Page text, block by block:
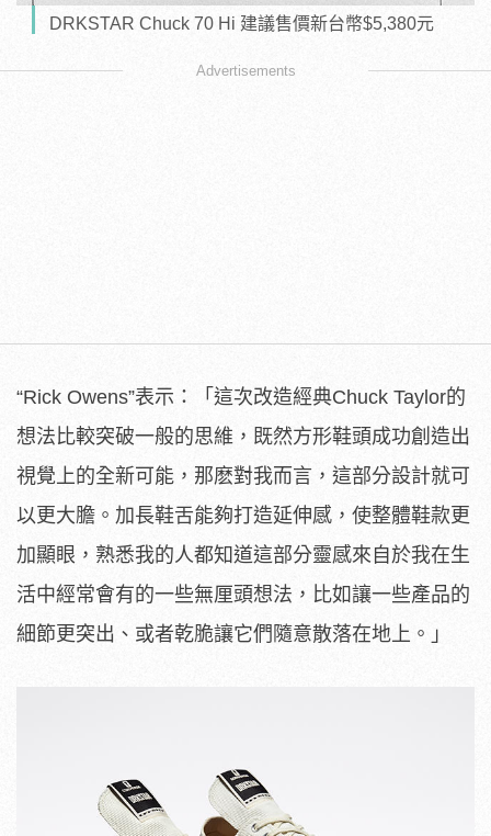
DRKSTAR Chuck 70 Hi 建議售價新台幣$5,380元
Advertisements
“Rick Owens”表示：「這次改造經典Chuck Taylor的
想法比較突破一般的思維，既然方形鞋頭成功創造出
視覺上的全新可能，那麽對我而言，這部分設計就可
以更大膽。加長鞋舌能夠打造延伸感，使整體鞋款更
加顯眼，熟悉我的人都知道這部分靈感來自於我在生
活中經常會有的一些無厘頭想法，比如讓一些產品的
細節更突出、或者乾脆讓它們隨意散落在地上。」